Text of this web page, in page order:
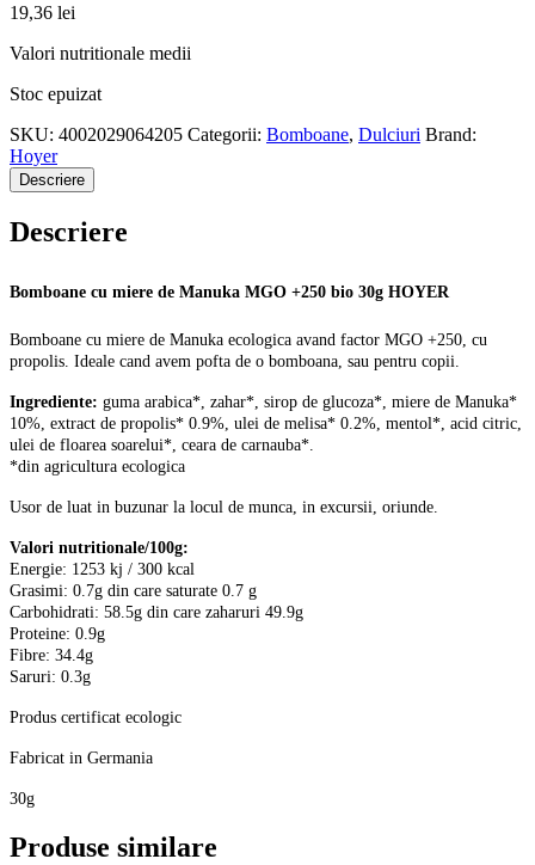
19,36 lei
Valori nutritionale medii
Stoc epuizat
SKU: 4002029064205 Categorii: Bomboane, Dulciuri Brand:
Hoyer
Descriere
Descriere
Bomboane cu miere de Manuka MGO +250 bio 30g HOYER
Bomboane cu miere de Manuka ecologica avand factor MGO +250, cu
propolis. Ideale cand avem pofta de o bomboana, sau pentru copii.
Ingrediente: guma arabica*, zahar*, sirop de glucoza*, miere de Manuka*
10%, extract de propolis* 0.9%, ulei de melisa* 0.2%, mentol*, acid citric,
ulei de floarea soarelui*, ceara de carnauba*.
*din agricultura ecologica
Usor de luat in buzunar la locul de munca, in excursii, oriunde.
Valori nutritionale/100g:
Energie: 1253 kj / 300 kcal
Grasimi: 0.7g din care saturate 0.7 g
Carbohidrati: 58.5g din care zaharuri 49.9g
Proteine: 0.9g
Fibre: 34.4g
Saruri: 0.3g
Produs certificat ecologic
Fabricat in Germania
30g
Produse similare